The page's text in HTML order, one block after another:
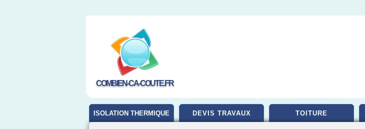
COMBIEN-CA-COUTE.FR
ISOLATION THERMIQUE DEVIS TRAVAUX TOITURE